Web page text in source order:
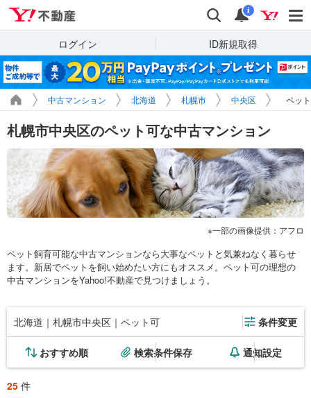
検索 通知
i
ログイン ID新規取得
中古マンション 北海道 札幌市 中央区 ペッ
札幌市中央区のペット可な中古マンション
一部の画像提供：アフロ
ペット飼育可能な中古マンションなら大事なペットと気兼ねなく暮らせ
ます。新居でペットを飼い始めたい方にもオススメ。ペット可の理想の
中古マンションをYahoo!不動産で見つけましょう。
北海道｜札幌市中央区｜ペット可 条件変更
おすすめ順 検索条件保存 通知設定
25 件